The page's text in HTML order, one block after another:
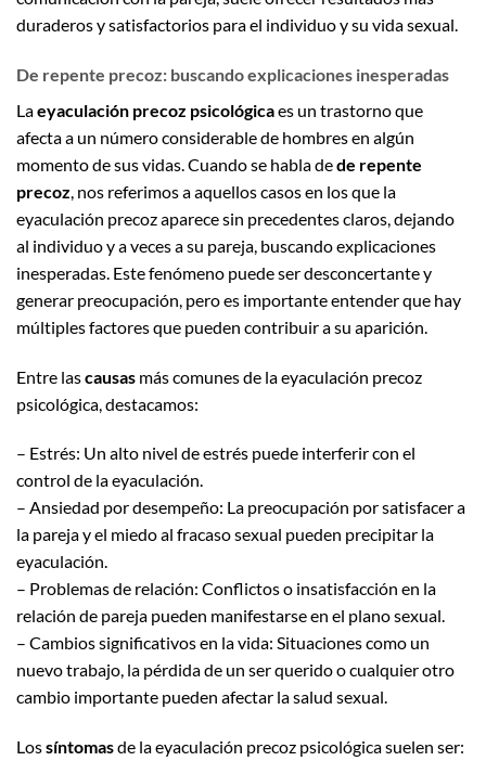
duraderos y satisfactorios para el individuo y su vida sexual.
De repente precoz: buscando explicaciones inesperadas
Laeyaculación precoz psicológicaes un trastorno que
afecta a un número considerable de hombres en algún
momento de sus vidas. Cuando se habla dede repente
precoz, nos referimos a aquellos casos en los que la
eyaculación precoz aparece sin precedentes claros, dejando
al individuo y a veces a su pareja, buscando explicaciones
inesperadas. Este fenómeno puede ser desconcertante y
generar preocupación, pero es importante entender que hay
múltiples factores que pueden contribuir a su aparición.
Entre lascausas más comunes de la eyaculación precoz
psicológica, destacamos:
– Estrés: Un alto nivel de estrés puede interferir con el
control de la eyaculación.
– Ansiedad por desempeño: La preocupación por satisfacer a
la pareja y el miedo al fracaso sexual pueden precipitar la
eyaculación.
– Problemas de relación: Conflictos o insatisfacción en la
relación de pareja pueden manifestarse en el plano sexual.
– Cambios significativos en la vida: Situaciones como un
nuevo trabajo, la pérdida de un ser querido o cualquier otro
cambio importante pueden afectar la salud sexual.
Lossíntomasde la eyaculación precoz psicológica suelen ser: